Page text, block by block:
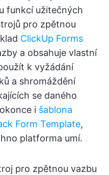
funkcí užitečných
pro zpětnou
ClickUp Forms
a obsahuje vlastní
k vyžádání
a shromáždění
se daného
i šablona
Form Template,
platforma umí.
pro zpětnou vazbu